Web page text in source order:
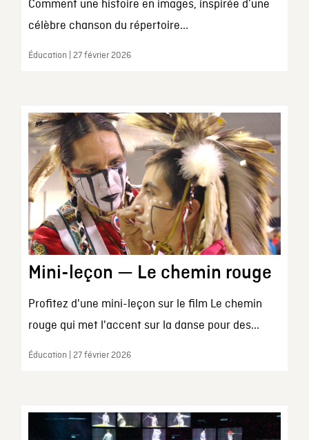
Comment une histoire en images, inspirée d’une
célèbre chanson du répertoire...
Éducation | 27 février 2026
Mini-leçon — Le chemin rouge
Profitez d'une mini-leçon sur le film Le chemin
rouge qui met l'accent sur la danse pour des...
Éducation | 27 février 2026